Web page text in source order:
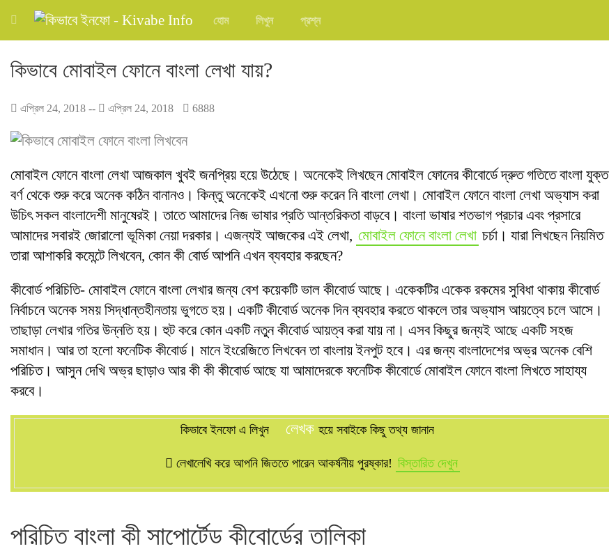
হোম লিখুন প্রশ্ন
কিভাবে মোবাইল ফোনে বাংলা লেখা যায়?
এপ্রিল 24, 2018 -- এপ্রিল 24, 2018 6888
মোবাইল ফোনে বাংলা লেখা আজকাল খুবই জনপ্রিয় হয়ে উঠেছে। অনেকেই লিখছেন মোবাইল ফোনের কীবোর্ডে দ্রুত গতিতে বাংলা যুক্ত
বর্ণ থেকে শুরু করে অনেক কঠিন বানানও। কিন্তু অনেকেই এখনো শুরু করেন নি বাংলা লেখা। মোবাইল ফোনে বাংলা লেখা অভ্যাস করা
উচিৎ সকল বাংলাদেশী মানুষেরই। তাতে আমাদের নিজ ভাষার প্রতি আন্তরিকতা বাড়বে। বাংলা ভাষার শতভাগ প্রচার এবং প্রসারে
আমাদের সবারই জোরালো ভূমিকা নেয়া দরকার। এজন্যই আজকের এই লেখা, মোবাইল ফোনে বাংলা লেখা চর্চা। যারা লিখছেন নিয়মিত
তারা আশাকরি কমেন্টে লিখবেন, কোন কী বোর্ড আপনি এখন ব্যবহার করছেন?
কীবোর্ড পরিচিতি- মোবাইল ফোনে বাংলা লেখার জন্য বেশ কয়েকটি ভাল কীবোর্ড আছে। একেকটির একেক রকমের সুবিধা থাকায় কীবোর্ড
নির্বাচনে অনেক সময় সিদ্ধান্তহীনতায় ভুগতে হয়। একটি কীবোর্ড অনেক দিন ব্যবহার করতে থাকলে তার অভ্যাস আয়ত্বে চলে আসে।
তাছাড়া লেখার গতির উন্নতি হয়। হুট করে কোন একটি নতুন কীবোর্ড আয়ত্ব করা যায় না। এসব কিছুর জন্যই আছে একটি সহজ
সমাধান। আর তা হলো ফনেটিক কীবোর্ড। মানে ইংরেজিতে লিখবেন তা বাংলায় ইনপুট হবে। এর জন্য বাংলাদেশের অভ্র অনেক বেশি
পরিচিত। আসুন দেখি অভ্র ছাড়াও আর কী কী কীবোর্ড আছে যা আমাদেরকে ফনেটিক কীবোর্ডে মোবাইল ফোনে বাংলা লিখতে সাহায্য
করবে।
কিভাবে ইনফো এ লিখুন লেখক হয়ে সবাইকে কিছু তথ্য জানান
লেখালেখি করে আপনি জিততে পারেন আকর্ষনীয় পুরষ্কার! বিস্তারিত দেখুন
পরিচিত বাংলা কী সাপোর্টেড কীবোর্ডের তালিকা